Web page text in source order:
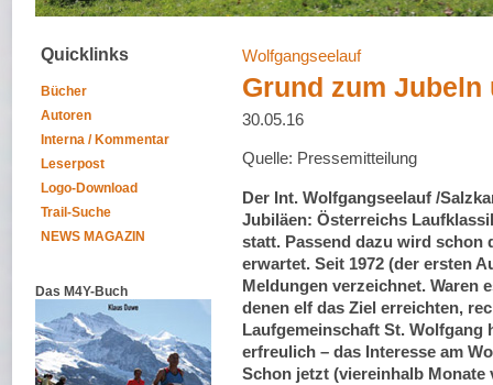
Quicklinks
Bücher
Autoren
Interna / Kommentar
Leserpost
Logo-Download
Trail-Suche
NEWS MAGAZIN
Das M4Y-Buch
Wolfgangseelauf
Grund zum Jubeln
30.05.16
Quelle: Pressemitteilung
Der Int. Wolfgangseelauf /
Jubiläen: Österreichs
statt. Passend dazu wird schon
erwartet. Seit 1972 (der ersten
Meldungen verzeichnet. Waren
denen elf das Ziel erreichten,
Laufgemeinschaft St. Wolfgang
erfreulich – das Interesse am
Schon jetzt (viereinhalb